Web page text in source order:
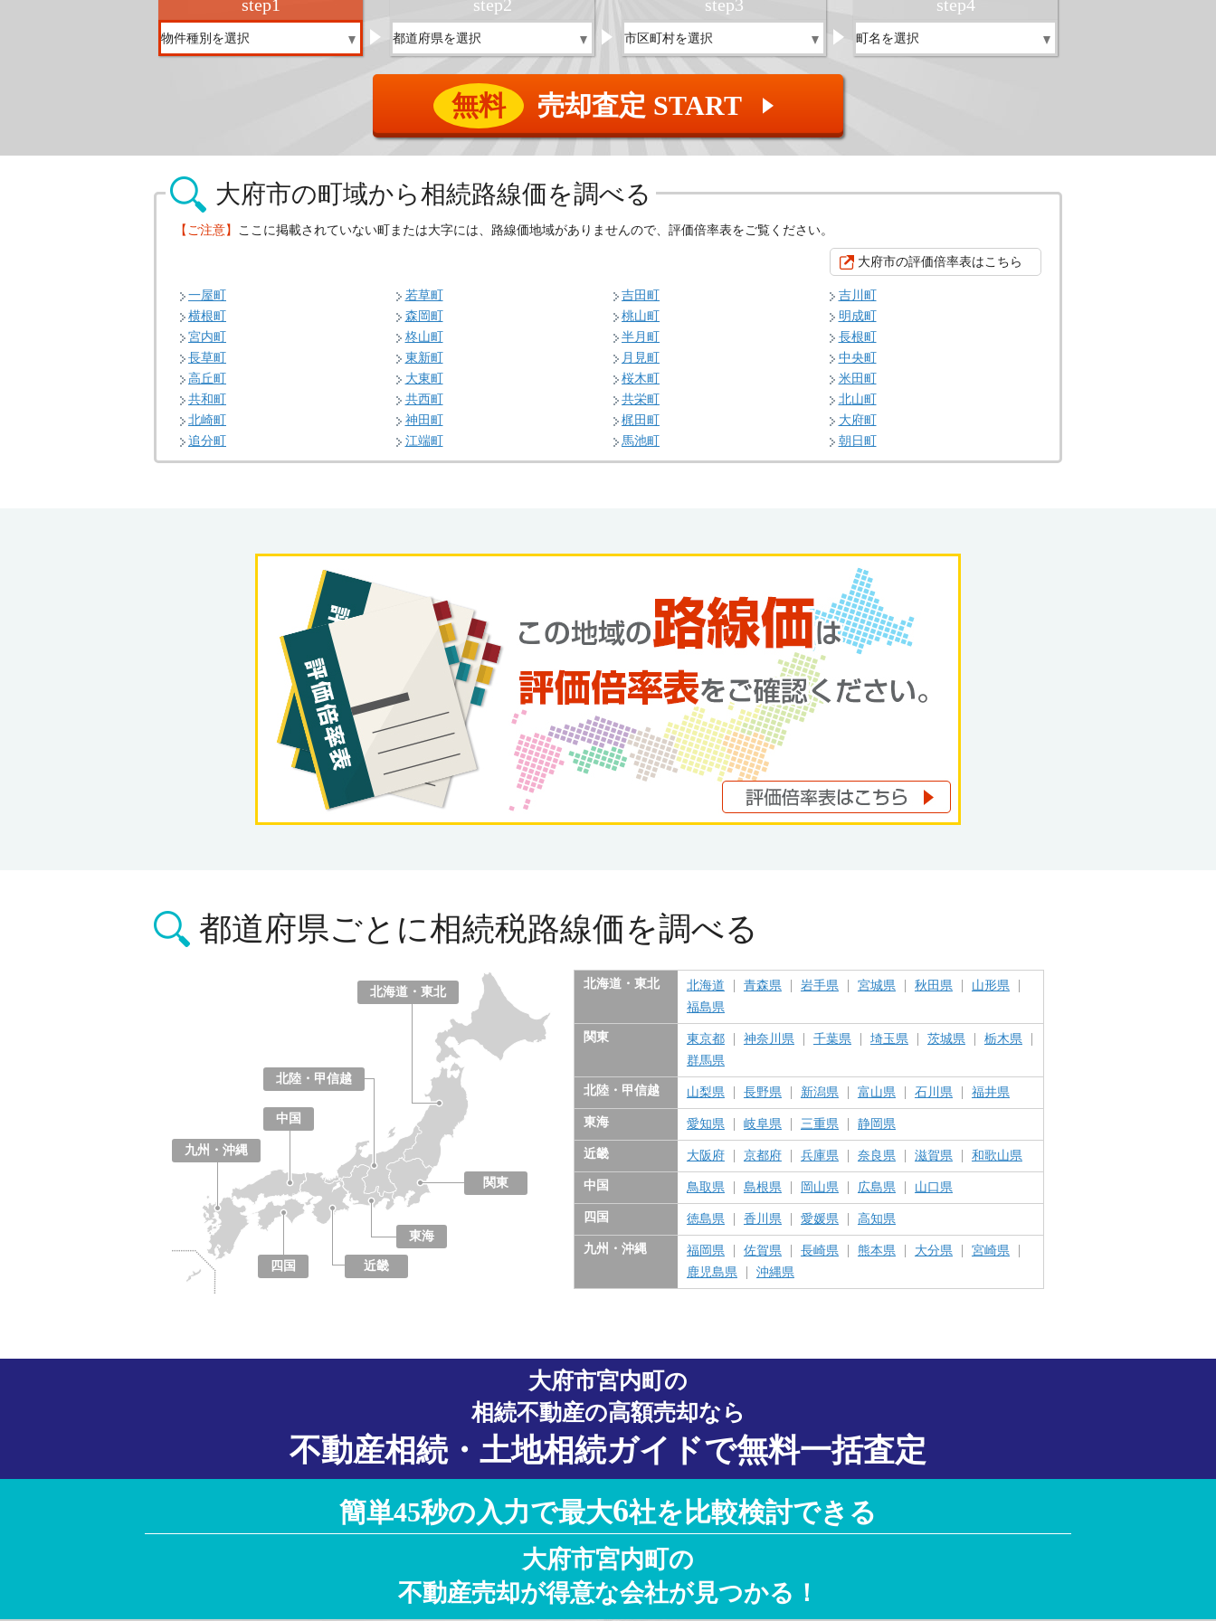
step1 step2 step3 step4
無料 売却査定 START ▲
大府市の町域から相続路線価を調べる
【ご注意】 ここに掲載されていない町または大字には、路線価地域がありませんので、評価倍率表をご覧ください。
大府市の評価倍率表はこちら
一屋町 若草町 吉田町
吉川町
横根町
森岡町 桃山町
明成町
宮内町
柊山町 半月町
長根町
長草町
東新町 月見町
中央町
高丘町
大東町 桜木町
米田町
共和町
共西町 共栄町
北山町
北崎町
神田町 梶田町
大府町
追分町
江端町 馬池町 朝日町
都道府県ごとに相続税路線価を調べる
北海道・東北
関東
北陸・甲信越
東海
愛知県
岐阜県
三重県
静岡県
近畿
中国
四国
九州・沖縄
北海道・東北 北海道 青森県 岩手県 宮城県 秋田県
山形県
福島県
関東 東京都 神奈川県 千葉県 埼玉県 茨城県
栃木県
群馬県
北陸・甲信越 山梨県 長野県 新潟県 富山県 石川県 福井県
東海 愛知県 岐阜県 三重県 静岡県
近畿 大阪府 京都府 兵庫県 奈良県 滋賀県 和歌山県
中国 鳥取県 島根県 岡山県 広島県 山口県
四国 徳島県 香川県 愛媛県 高知県
九州・沖縄 福岡県 佐賀県 長崎県 熊本県 大分県
宮崎県
鹿児島県
沖縄県
大府市宮内町の
相続不動産の高額売却なら
不動産相続・土地相続ガイドで無料一括査定
簡単45秒の入力で最大6社を比較検討できる
大府市宮内町の
不動産売却が得意な会社が見つかる！